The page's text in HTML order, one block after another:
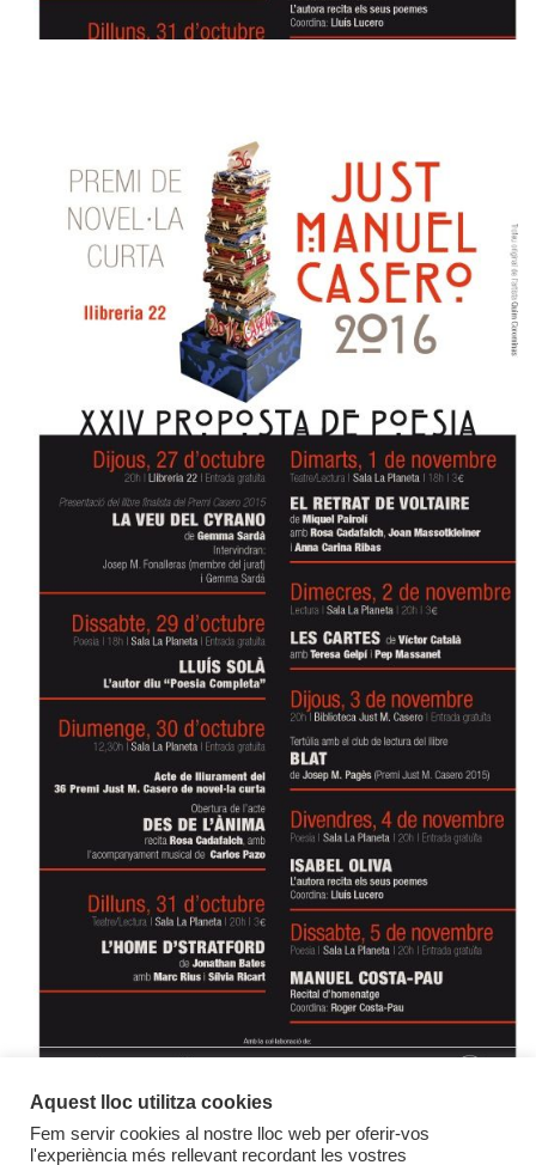
Aquest lloc utilitza cookies
Fem servir cookies al nostre lloc web per oferir-vos
l'experiència més rellevant recordant les vostres